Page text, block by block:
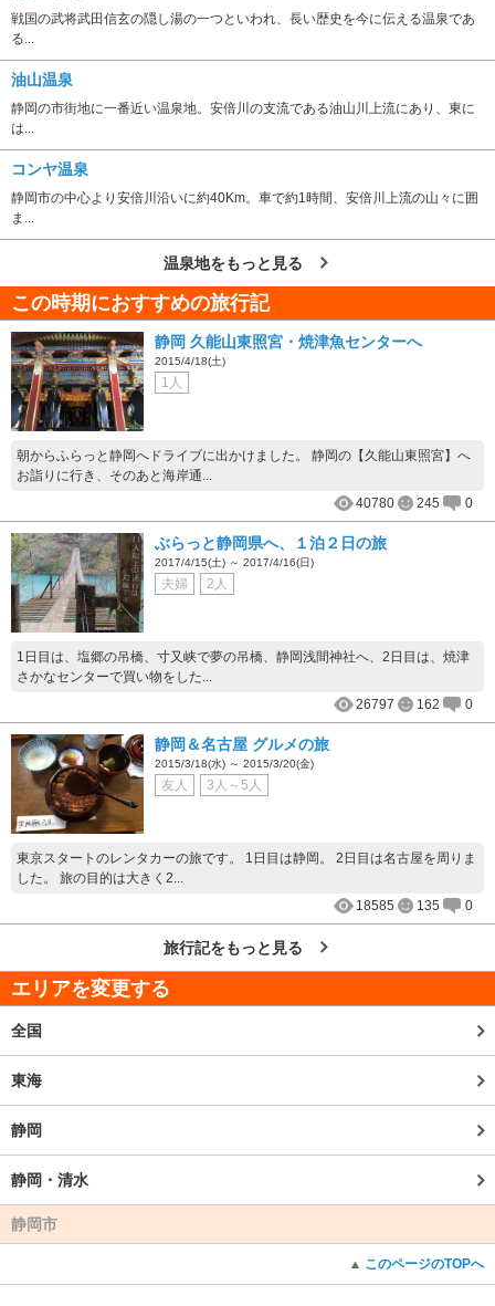
戦国の武将武田信玄の隠し湯の一つといわれ、長い歴史を今に伝える温泉であ
る...
油山温泉
静岡の市街地に一番近い温泉地。安倍川の支流である油山川上流にあり、東に
は...
コンヤ温泉
静岡市の中心より安倍川沿いに約40Km。車で約1時間、安倍川上流の山々に囲
ま...
温泉地をもっと見る
この時期におすすめの旅行記
静岡 久能山東照宮・焼津魚センターへ
2015/4/18(土)
1人
朝からふらっと静岡へドライブに出かけました。 静岡の【久能山東照宮】へ
お詣りに行き、そのあと海岸通...
40780
245 0
ぶらっと静岡県へ、１泊２日の旅
2017/4/15(土) ～ 2017/4/16(日)
夫婦 2人
1日目は、塩郷の吊橋、寸又峡で夢の吊橋、静岡浅間神社へ、2日目は、焼津
さかなセンターで買い物をした...
26797
162 0
静岡＆名古屋 グルメの旅
2015/3/18(水) ～ 2015/3/20(金)
友人 3人～5人
東京スタートのレンタカーの旅です。 1日目は静岡。 2日目は名古屋を周りま
した。 旅の目的は大きく2...
18585
135 0
旅行記をもっと見る
エリアを変更する
全国
東海
静岡
静岡・清水
静岡市
このページのTOPへ